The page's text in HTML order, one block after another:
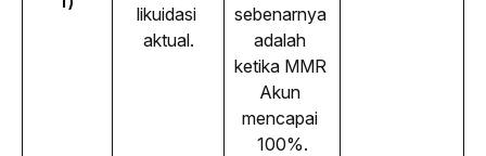
likuidasi
aktual.
sebenarnya
adalah
ketika MMR
Akun
mencapai
100%.